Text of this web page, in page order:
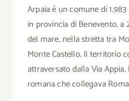
Arpaia è un comune di
in provincia di Benevento,
del mare, nella stretta tra
Monte Castello. Il territorio
attraversato dalla Via
romana che collegava